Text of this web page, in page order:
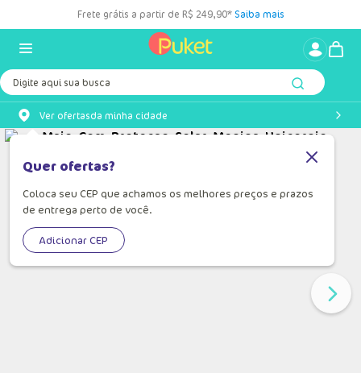
Frete grátis a partir de R$ 249,90* Saiba mais
Digite aqui sua busca
Ver ofertasda minha cidade
Quer ofertas?
Coloca seu CEP que achamos os melhores preços e prazos
de entrega perto de você.
Adicionar CEP